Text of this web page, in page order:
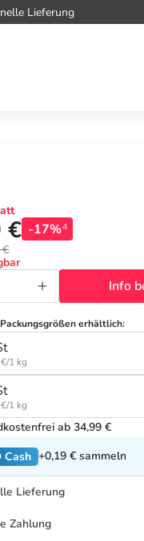
Lieferung
€ -17%4
€
Info
erhältlich:
1 kg
1 kg
ab 34,99 €
Cash +0,19 € sammeln
Lieferung
Zahlung